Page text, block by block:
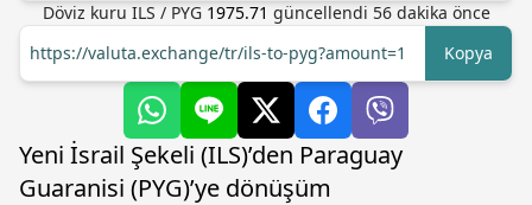
Döviz kuru ILS / PYG 1975.71 güncellendi 56 dakika önce
https://valuta.exchange/tr/ils-to-pyg?amount=1
Kopya
Yeni İsrail Şekeli (ILS)’den Paraguay
Guaranisi (PYG)’ye dönüşüm